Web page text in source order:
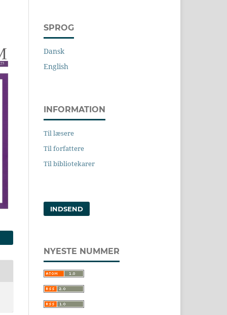
SPROG
Dansk
English
INFORMATION
Til læsere
Til forfattere
Til bibliotekarer
INDSEND
NYESTE NUMMER